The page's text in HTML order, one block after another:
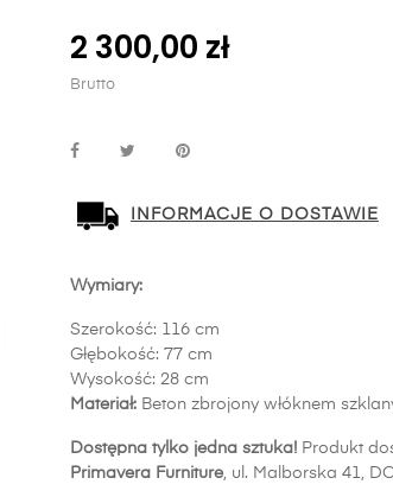
2 300,00 zł
Brutto
INFORMACJE O DOSTAWIE
Wymiary:
Szerokość: 116 cm
Głębokość: 77 cm
Wysokość: 28 cm
Materiał: Beton zbrojony włóknem
Dostępna tylko jedna sztuka! Produkt
Primavera Furniture, ul. Malborska 41,